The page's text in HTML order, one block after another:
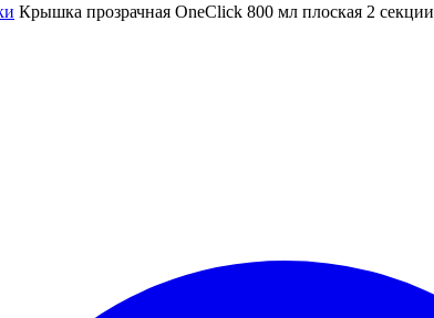
Крышка прозрачная OneClick 800 мл плоская 2 секции